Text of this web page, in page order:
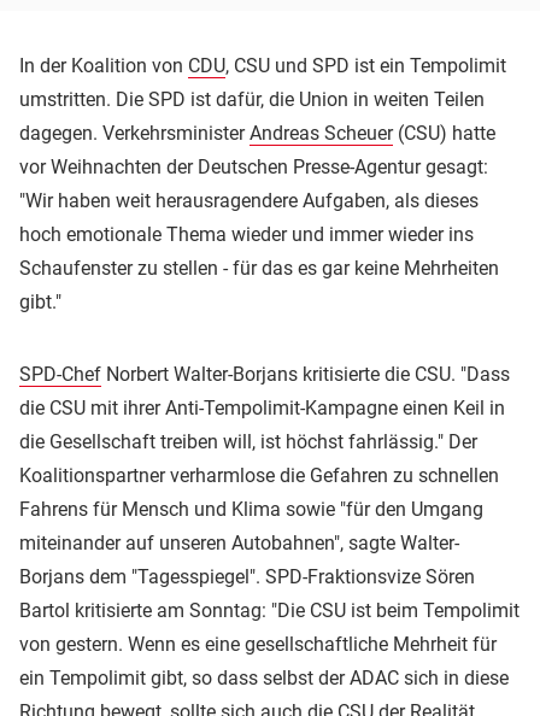
In der Koalition von CDU, CSU und SPD ist ein Tempolimit
umstritten. Die SPD ist dafür, die Union in weiten Teilen
dagegen. VerkehrsministerAndreas Scheuer(CSU) hatte
vor Weihnachten der Deutschen Presse-Agentur gesagt:
"Wir haben weit herausragendere Aufgaben, als dieses
hoch emotionale Thema wieder und immer wieder ins
Schaufenster zu stellen - für das es gar keine Mehrheiten
gibt."
SPD-Chef Norbert Walter-Borjans kritisierte die CSU. "Dass
die CSU mit ihrer Anti-Tempolimit-Kampagne einen Keil in
die Gesellschaft treiben will, ist höchst fahrlässig." Der
Koalitionspartner verharmlose die Gefahren zu schnellen
Fahrens für Mensch und Klima sowie "für den Umgang
miteinander auf unseren Autobahnen", sagte Walter-
Borjans dem "Tagesspiegel". SPD-Fraktionsvize Sören
Bartol kritisierte am Sonntag: "Die CSU ist beim Tempolimit
von gestern. Wenn es eine gesellschaftliche Mehrheit für
ein Tempolimit gibt, so dass selbst der ADAC sich in diese